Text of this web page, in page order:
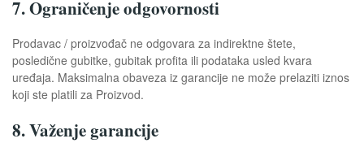
7. Ograničenje odgovornosti
Prodavac / proizvođač ne odgovara za indirektne štete,
posledične gubitke, gubitak profita ili podataka usled kvara
uređaja. Maksimalna obaveza iz garancije ne može prelaziti iznos
koji ste platili za Proizvod.
8. Važenje garancije